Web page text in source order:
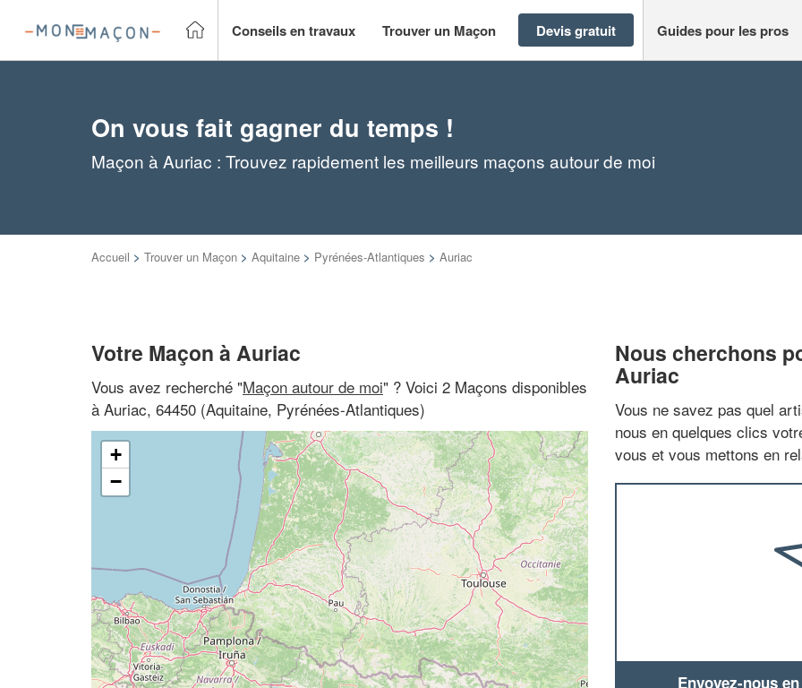
Conseils en travaux Trouver un Maçon Devis gratuit Guides pour les pros
On vous fait gagner du temps !
Maçon à Auriac : Trouvez rapidement les meilleurs maçons autour de moi
Accueil > Trouver un Maçon > Aquitaine > Pyrénées-Atlantiques > Auriac
Votre Maçon à Auriac
Vous avez recherché "Maçon autour de moi" ? Voici 2 Maçons disponibles
à Auriac, 64450 (Aquitaine, Pyrénées-Atlantiques)
+
−
Nous cherchons
Auriac
Vous ne savez pas quel
nous en quelques clics
vous et vous mettons en
Envoyez-nous